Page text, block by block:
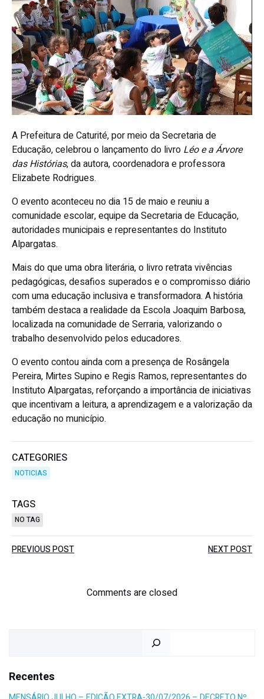
A Prefeitura de Caturité, por meio da Secretaria de
Educação, celebrou o lançamento do livro Léo e a Árvore
das Histórias, da autora, coordenadora e professora
Elizabete Rodrigues.
O evento aconteceu no dia 15 de maio e reuniu a
comunidade escolar, equipe da Secretaria de Educação,
autoridades municipais e representantes do Instituto
Alpargatas.
Mais do que uma obra literária, o livro retrata vivências
pedagógicas, desafios superados e o compromisso diário
com uma educação inclusiva e transformadora. A história
também destaca a realidade da Escola Joaquim Barbosa,
localizada na comunidade de Serraria, valorizando o
trabalho desenvolvido pelos educadores.
O evento contou ainda com a presença de Rosângela
Pereira, Mirtes Supino e Regis Ramos, representantes do
Instituto Alpargatas, reforçando a importância de iniciativas
que incentivam a leitura, a aprendizagem e a valorização da
educação no município.
CATEGORIES
NOTICIAS
TAGS
NO TAG
Post
navigation
PREVIOUS POST
navigation
NEXT POST
Comments are closed
Recentes